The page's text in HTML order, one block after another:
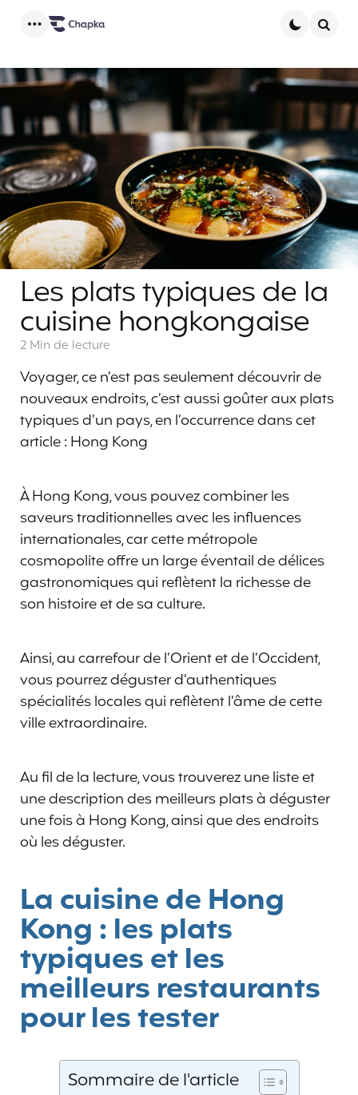
Les plats typiques de la
cuisine hongkongaise
2 Min de lecture
Voyager, ce n’est pas seulement découvrir de
nouveaux endroits, c’est aussi goûter aux plats
typiques d’un pays, en l’occurrence dans cet
article : Hong Kong
À Hong Kong, vous pouvez combiner les
saveurs traditionnelles avec les influences
internationales, car cette métropole
cosmopolite offre un large éventail de délices
gastronomiques qui reflètent la richesse de
son histoire et de sa culture.
Ainsi, au carrefour de l’Orient et de l’Occident,
vous pourrez déguster d’authentiques
spécialités locales qui reflètent l’âme de cette
ville extraordinaire.
Au fil de la lecture, vous trouverez une liste et
une description des meilleurs plats à déguster
une fois à Hong Kong, ainsi que des endroits
où les déguster.
La cuisine de Hong
Kong : les plats
typiques et les
meilleurs restaurants
pour les tester
Sommaire de l'article